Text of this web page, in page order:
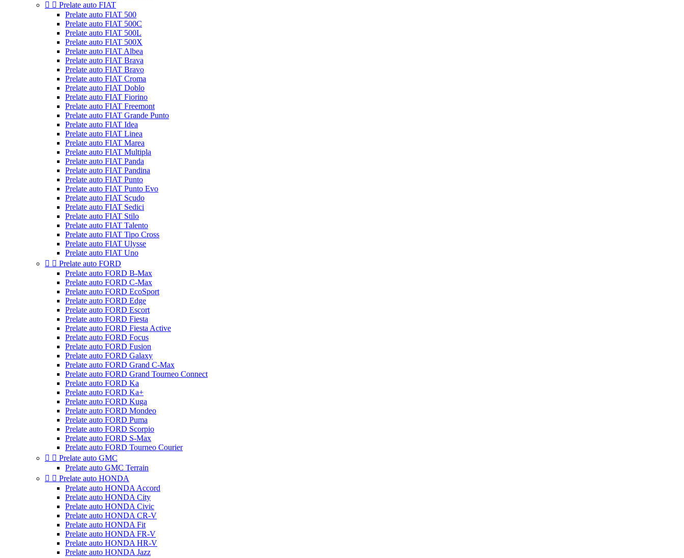
  Prelate auto FIAT
Prelate auto FIAT 500
Prelate auto FIAT 500C
Prelate auto FIAT 500L
Prelate auto FIAT 500X
Prelate auto FIAT Albea
Prelate auto FIAT Brava
Prelate auto FIAT Bravo
Prelate auto FIAT Croma
Prelate auto FIAT Doblo
Prelate auto FIAT Fiorino
Prelate auto FIAT Freemont
Prelate auto FIAT Grande Punto
Prelate auto FIAT Idea
Prelate auto FIAT Linea
Prelate auto FIAT Marea
Prelate auto FIAT Multipla
Prelate auto FIAT Panda
Prelate auto FIAT Pandina
Prelate auto FIAT Punto
Prelate auto FIAT Punto Evo
Prelate auto FIAT Scudo
Prelate auto FIAT Sedici
Prelate auto FIAT Stilo
Prelate auto FIAT Talento
Prelate auto FIAT Tipo Cross
Prelate auto FIAT Ulysse
Prelate auto FIAT Uno
  Prelate auto FORD
Prelate auto FORD B-Max
Prelate auto FORD C-Max
Prelate auto FORD EcoSport
Prelate auto FORD Edge
Prelate auto FORD Escort
Prelate auto FORD Fiesta
Prelate auto FORD Fiesta Active
Prelate auto FORD Focus
Prelate auto FORD Fusion
Prelate auto FORD Galaxy
Prelate auto FORD Grand C-Max
Prelate auto FORD Grand Tourneo Connect
Prelate auto FORD Ka
Prelate auto FORD Ka+
Prelate auto FORD Kuga
Prelate auto FORD Mondeo
Prelate auto FORD Puma
Prelate auto FORD Scorpio
Prelate auto FORD S-Max
Prelate auto FORD Tourneo Courier
  Prelate auto GMC
Prelate auto GMC Terrain
  Prelate auto HONDA
Prelate auto HONDA Accord
Prelate auto HONDA City
Prelate auto HONDA Civic
Prelate auto HONDA CR-V
Prelate auto HONDA Fit
Prelate auto HONDA FR-V
Prelate auto HONDA HR-V
Prelate auto HONDA Jazz